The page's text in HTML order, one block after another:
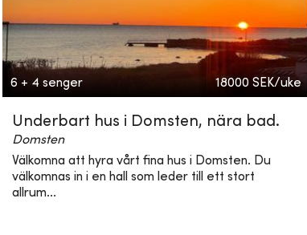
6 + 4 senger 18000 SEK/uke
Underbart hus i Domsten, nära bad.
Domsten
Välkomna att hyra vårt fina hus i Domsten. Du
välkomnas in i en hall som leder till ett stort
allrum...